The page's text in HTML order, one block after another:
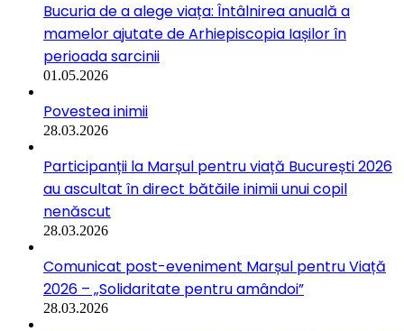
Bucuria de a alege viața: Întâlnirea anuală a
mamelor ajutate de Arhiepiscopia Iașilor în
perioada sarcinii
01.05.2026
Povestea inimii
28.03.2026
Participanții la Marșul pentru viață București 2026
au ascultat în direct bătăile inimii unui copil
nenăscut
28.03.2026
Comunicat post-eveniment Marșul pentru Viață
2026 – „Solidaritate pentru amândoi”
28.03.2026